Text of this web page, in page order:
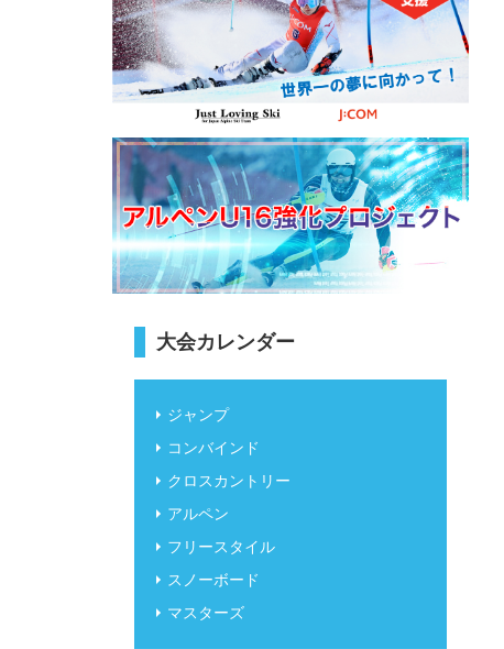
大会カレンダー
ジャンプ
コンバインド
クロスカントリー
アルペン
フリースタイル
スノーボード
マスターズ